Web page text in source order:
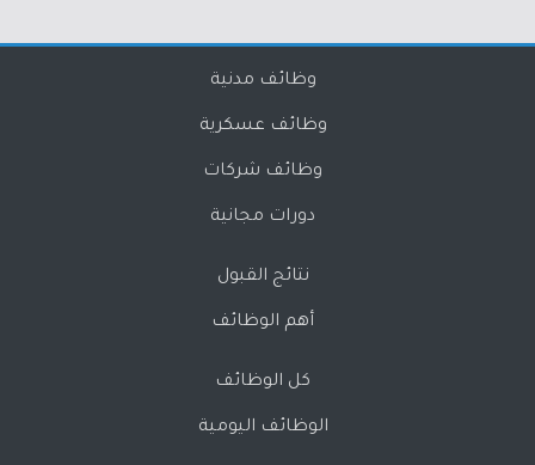
وظائف مدنية
وظائف عسكرية
وظائف شركات
دورات مجانية
نتائج القبول
أهم الوظائف
كل الوظائف
الوظائف اليومية